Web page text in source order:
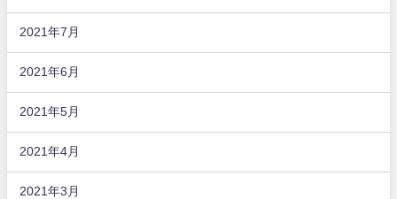
2021年7月
2021年6月
2021年5月
2021年4月
2021年3月